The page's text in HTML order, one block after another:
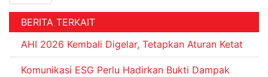
BERITA TERKAIT
AHI 2026 Kembali Digelar, Tetapkan Aturan Ketat
Komunikasi ESG Perlu Hadirkan Bukti Dampak